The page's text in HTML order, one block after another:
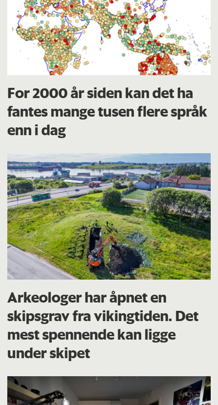
For 2000 år siden kan det ha
fantes mange tusen flere språk
enn i dag
Arkeologer har åpnet en
skipsgrav fra vikingtiden. Det
mest spennende kan ligge
under skipet